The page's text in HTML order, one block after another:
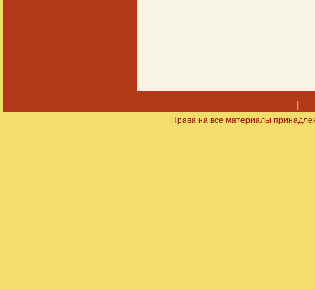
Права на все материалы